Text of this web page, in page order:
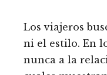
Los viajeros
ni el estilo. En
nunca a la